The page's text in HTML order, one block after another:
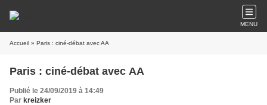
MENU
Accueil » Paris : ciné-débat avec AA
Paris : ciné-débat avec AA
Publié le 24/09/2019 à 14:49
Par kreizker